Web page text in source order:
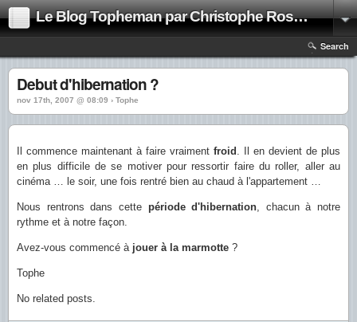
Le Blog Topheman par Christophe Rosset
Search
Debut d'hibernation ?
nov 17th, 2007 @ 08:09 › Tophe
Il commence maintenant à faire vraiment froid . Il en devient de plus
en plus difficile de se motiver pour ressortir faire du roller, aller au
cinéma … le soir, une fois rentré bien au chaud à l'appartement …
Nous rentrons dans cette période d'hibernation, chacun à notre
rythme et à notre façon.
Avez-vous commencé à jouer à la marmotte ?
Tophe
No related posts.